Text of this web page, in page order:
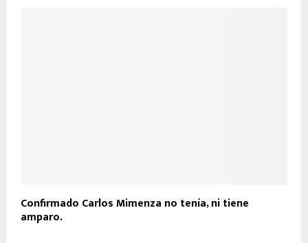
Confirmado Carlos Mimenza no tenía, ni tiene
amparo.